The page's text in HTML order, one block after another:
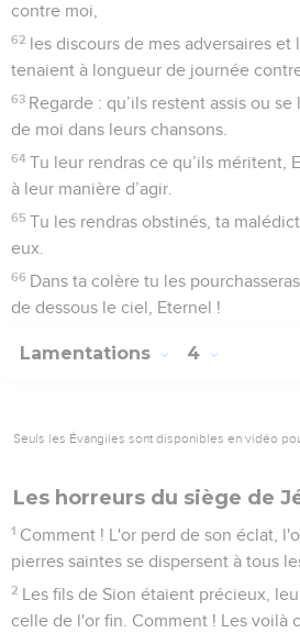
13 Des jeunes hommes ont dû porter
enfants ont trébuché sous des
14 Les anciens ont déserté les portes
hommes ont arrêté de chanter.
15 La joie a disparu de notre cœur, le
danses.
16
La couronne qui était sur notre tête
nous, parce que nous avons péché !
17 Si notre cœur est souffrant, si nos
18 c'est parce que le mont Sion est
renards y rôdent.
19 Toi, Eternel, tu règnes pour
pendant si longtemps ?
Donne-nous encore des jours pareils
Nous aurais-tu entièrement rejetés
nous à l’excès ?
Ezéchiel Introduction